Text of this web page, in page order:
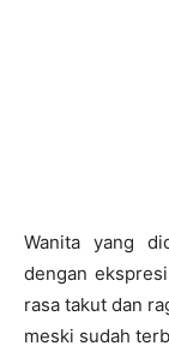
Wanita yang
dengan
rasa takut dan
meski sudah